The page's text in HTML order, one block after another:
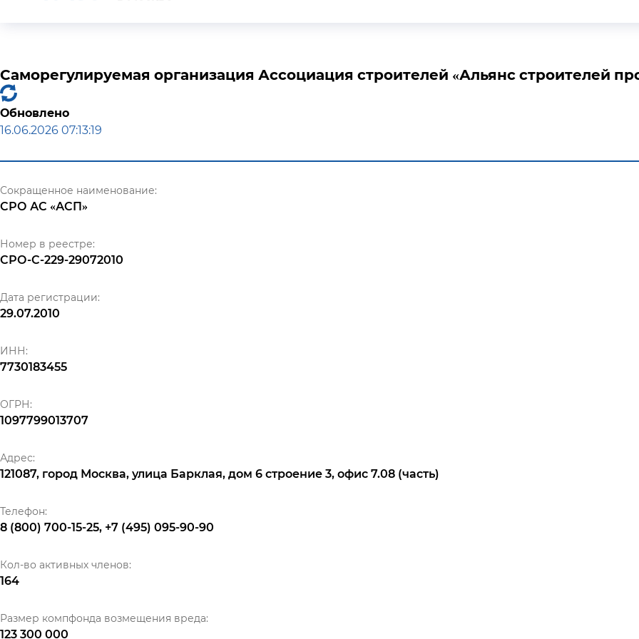
Саморегулируемая организация Ассоциация строителей «Альянс строителей
Обновлено
16.06.2026 07:13:19
Сокращенное наименование:
СРО АС «АСП»
Номер в реестре:
СРО-С-229-29072010
Дата регистрации:
29.07.2010
ИНН:
7730183455
ОГРН:
1097799013707
Адрес:
121087, город Москва, улица Барклая, дом 6 строение 3, офис 7.08 (часть)
Телефон:
8 (800) 700-15-25, +7 (495) 095-90-90
Кол-во активных членов:
164
Размер компфонда возмещения вреда:
123 300 000